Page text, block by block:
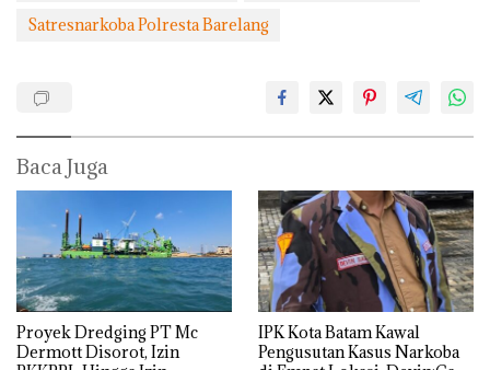
Satresnarkoba Polresta Barelang
Baca Juga
Proyek Dredging PT Mc
Dermott Disorot, Izin
IPK Kota Batam Kawal
Pengusutan Kasus Narkoba